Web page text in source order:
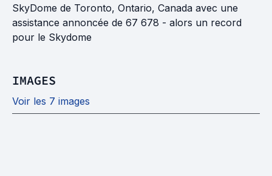
SkyDome de Toronto, Ontario, Canada avec une
assistance annoncée de 67 678 - alors un record
pour le Skydome
IMAGES
Voir les 7 images